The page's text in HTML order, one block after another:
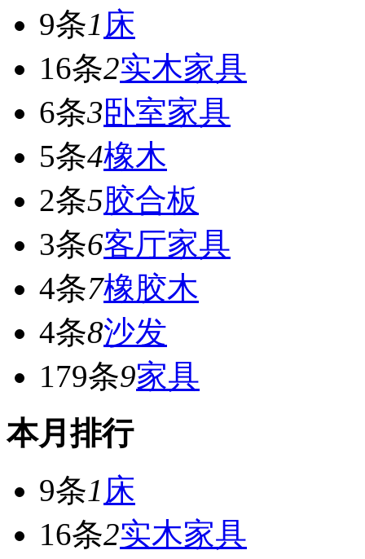
9条1 床
16条2实木家具
6条3卧室家具
5条4橡木
2条5胶合板
3条6客厅家具
4条7橡胶木
4条8沙发
179条9家具
本月排行
9条1 床
16条2实木家具